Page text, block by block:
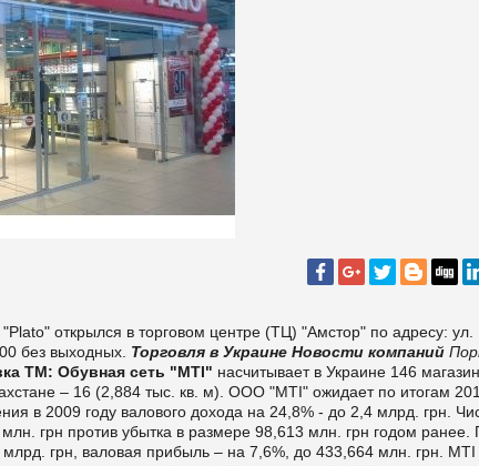
открылся в торговом центре (ТЦ) "Амстор" по адресу: ул.
без выходных. Торговля в Украине Новости компаний
ТМ: Обувная сеть "MTI" насчитывает в Украине 146
– 16 (2,884 тыс. кв. м). ООО "MTI" ожидает по итогам
в 2009 году валового дохода на 24,8% - до 2,4 млрд. грн.
грн против убытка в размере 98,613 млн. грн годом ранее.
грн, валовая прибыль – на 7,6%, до 433,664 млн. грн. MTI